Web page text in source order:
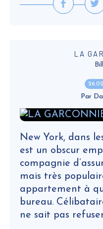
LA
Par
New York, dans
est un obscur
compagnie
mais très
appartement à
bureau.
ne sait pas